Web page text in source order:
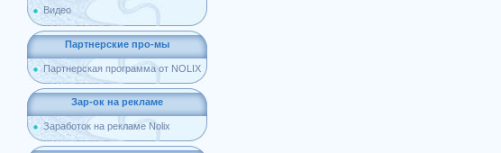
Видео
Партнерские про-мы
Партнерская программа от NOLIX
Зар-ок на рекламе
Заработок на рекламе Nolix